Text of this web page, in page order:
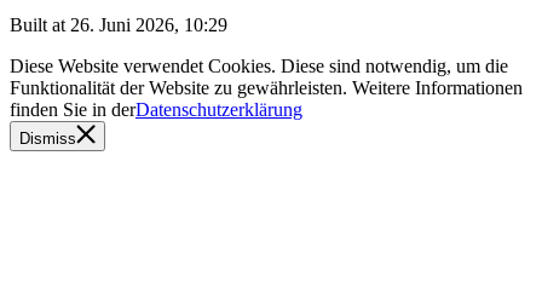
Built at 26. Juni 2026, 10:29
Diese Website verwendet Cookies. Diese sind notwendig, um die
Funktionalität der Website zu gewährleisten. Weitere Informationen
finden Sie in derDatenschutzerklärung
Dismiss